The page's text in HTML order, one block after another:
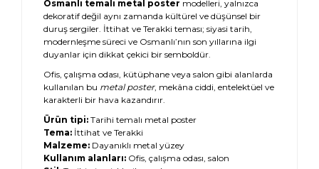
Osmanlı temalı metal poster modelleri, yalnızca
dekoratif değil aynı zamanda kültürel ve düşünsel bir
duruş sergiler. İttihat ve Terakki teması; siyasi tarih,
modernleşme süreci ve Osmanlı’nın son yıllarına ilgi
duyanlar için dikkat çekici bir semboldür.
Ofis, çalışma odası, kütüphane veya salon gibi alanlarda
kullanılan bu metal poster, mekâna ciddi, entelektüel ve
karakterli bir hava kazandırır.
Ürün tipi: Tarihi temalı metal poster
Tema: İttihat ve Terakki
Malzeme: Dayanıklı metal yüzey
Kullanım alanları: Ofis, çalışma odası, salon